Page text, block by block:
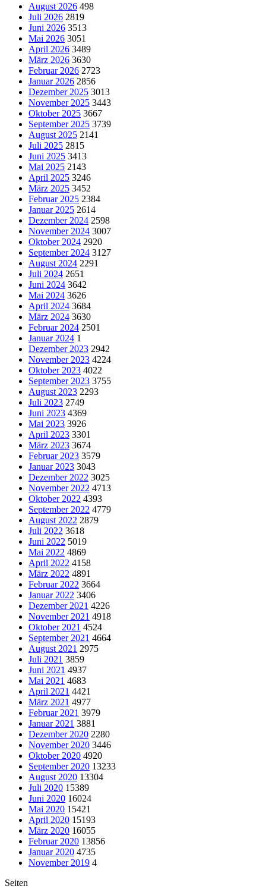
August 2026 498
Juli 2026 2819
Juni 2026 3513
Mai 2026 3051
April 2026 3489
März 2026 3630
Februar 2026 2723
Januar 2026 2856
Dezember 2025 3013
November 2025 3443
Oktober 2025 3667
September 2025 3739
August 2025 2141
Juli 2025 2815
Juni 2025 3413
Mai 2025 2143
April 2025 3246
März 2025 3452
Februar 2025 2384
Januar 2025 2614
Dezember 2024 2598
November 2024 3007
Oktober 2024 2920
September 2024 3127
August 2024 2291
Juli 2024 2651
Juni 2024 3642
Mai 2024 3626
April 2024 3684
März 2024 3630
Februar 2024 2501
Januar 2024 1
Dezember 2023 2942
November 2023 4224
Oktober 2023 4022
September 2023 3755
August 2023 2293
Juli 2023 2749
Juni 2023 4369
Mai 2023 3926
April 2023 3301
März 2023 3674
Februar 2023 3579
Januar 2023 3043
Dezember 2022 3025
November 2022 4713
Oktober 2022 4393
September 2022 4779
August 2022 2879
Juli 2022 3618
Juni 2022 5019
Mai 2022 4869
April 2022 4158
März 2022 4891
Februar 2022 3664
Januar 2022 3406
Dezember 2021 4226
November 2021 4918
Oktober 2021 4524
September 2021 4664
August 2021 2975
Juli 2021 3859
Juni 2021 4937
Mai 2021 4683
April 2021 4421
März 2021 4977
Februar 2021 3979
Januar 2021 3881
Dezember 2020 2280
November 2020 3446
Oktober 2020 4920
September 2020 13233
August 2020 13304
Juli 2020 15389
Juni 2020 16024
Mai 2020 15421
April 2020 15193
März 2020 16055
Februar 2020 13856
Januar 2020 4735
November 2019 4
Seiten